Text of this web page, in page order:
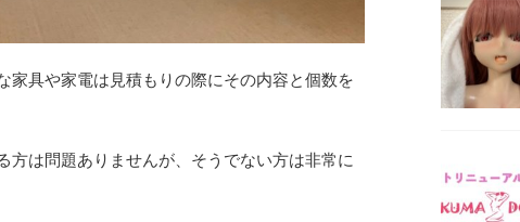
家具や家電は見積もりの際にその内容と個数を
は問題ありませんが、そうでない方は非常に